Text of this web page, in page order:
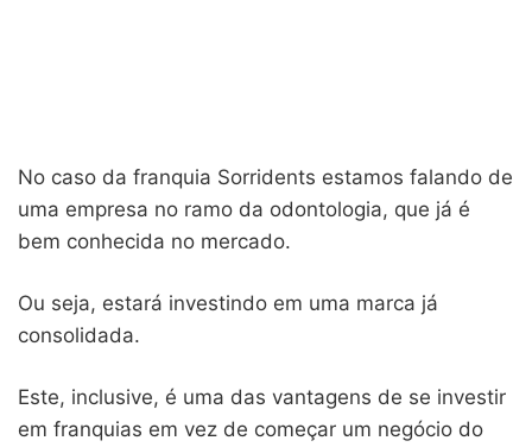
No caso da franquia Sorridents estamos falando de
uma empresa no ramo da odontologia, que já é
bem conhecida no mercado.
Ou seja, estará investindo em uma marca já
consolidada.
Este, inclusive, é uma das vantagens de se investir
em franquias em vez de começar um negócio do